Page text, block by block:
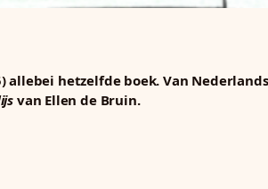
allebei hetzelfde boek. Van
van Ellen de Bruin.